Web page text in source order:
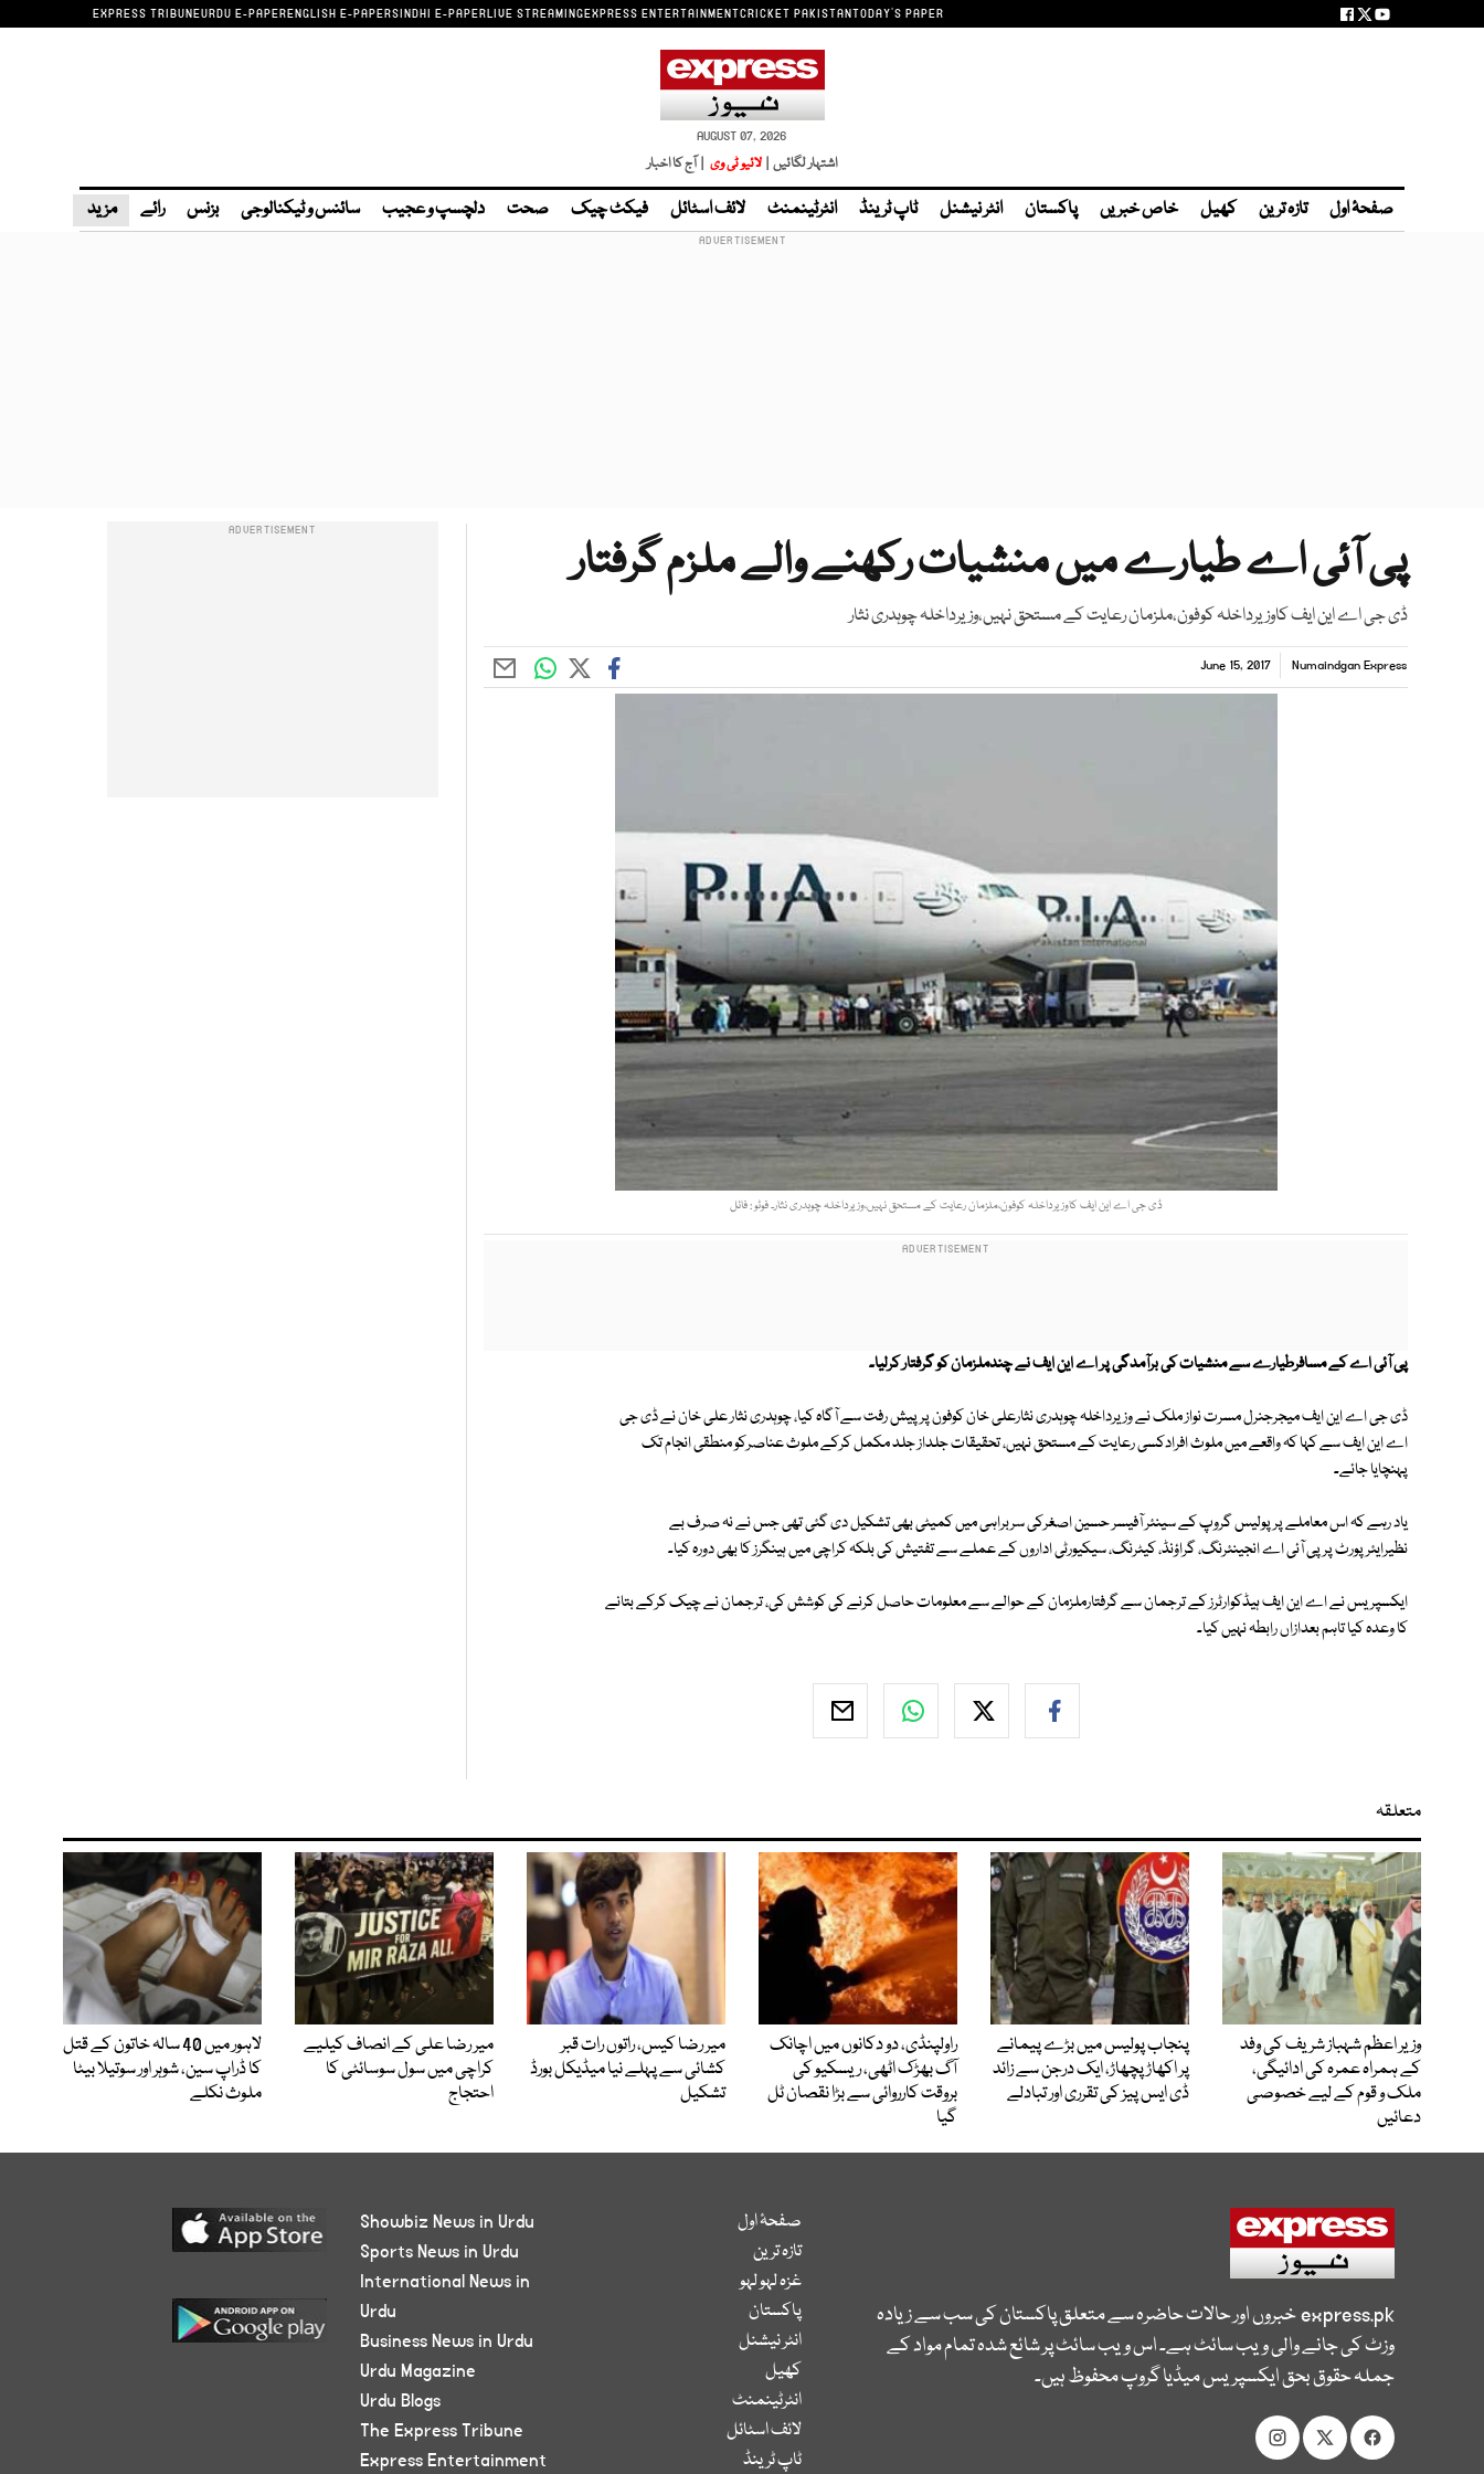
EXPRESS TRIBUNEURDU E-PAPERENGLISH E-PAPERSINDHI E-PAPERLIVE STREAMINGEXPRESS ENTERTAINMENTCRICKET PAKISTANTODAY'S PAPER
AUGUST 07, 2026
اشتہار لگائیں | لائیو ٹی وی | آج کا اخبار
صفحۂ اول تازہ ترین کھیل خاص خبریں پاکستان انٹر نیشنل ٹاپ ٹرینڈ انٹرٹینمنٹ لائف اسٹائل فیکٹ چیک صحت دلچسپ و عجیب سائنس و ٹیکنالوجی بزنس رائے مزید
پی آئی اے طیارے میں منشیات رکھنے والے ملزم گرفتار
ڈی جی اے این ایف کاوزیرداخلہ کوفون،ملزمان رعایت کے مستحق نہیں،وزیرداخلہ چوہدری نثار
Numaindgan Express
June 15, 2017
ڈی جی اے این ایف کاوزیرداخلہ کوفون،ملزمان رعایت کے مستحق نہیں،وزیرداخلہ چوہدری نثار۔ فوٹو : فائل
پی آئی اے کے مسافرطیارے سے منشیات کی برآمدگی پر اے این ایف نے چندملزمان کو گرفتار کرلیا۔
ڈی جی اے این ایف میجرجنرل مسرت نواز ملک نے وزیرداخلہ چوہدری نثارعلی خان کوفون پر پیش رفت سے آگاہ کیا، چوہدری نثار علی خان نے ڈی جی
اے این ایف سے کہا کہ واقعے میں ملوث افرادکسی رعایت کے مستحق نہیں، تحقیقات جلداز جلد مکمل کرکے ملوث عناصرکو منطقی انجام تک
پہنچایا جائے۔
یاد رہے کہ اس معاملے پر پولیس گروپ کے سینئر آفیسر حسین اصغرکی سربراہی میں کمیٹی بھی تشکیل دی گئی تھی جس نے نہ صرف بے
نظیرایئرپورٹ پر پی آئی اے انجینئرنگ، گراؤنڈ، کیٹرنگ، سیکیورٹی اداروں کے عملے سے تفتیش کی بلکہ کراچی میں ہینگرز کا بھی دورہ کیا۔
ایکسپریس نے اے این ایف ہیڈکوارٹرز کے ترجمان سے گرفتارملزمان کے حوالے سے معلومات حاصل کرنے کی کوشش کی، ترجمان نے چیک کرکے بتانے
کا وعدہ کیا تاہم بعدازاں رابطہ نہیں کیا۔
متعلقہ
وزیر اعظم شہباز شریف کی وفد
کے ہمراہ عمرہ کی ادائیگی،
ملک و قوم کے لیے خصوصی
دعائیں
پنجاب پولیس میں بڑے پیمانے
پر اکھاڑ پچھاڑ، ایک درجن سے زائد
ڈی ایس پیز کی تقرری اور تبادلے
راولپنڈی، دو دکانوں میں اچانک
آگ بھڑک اٹھی، ریسکیو کی
بروقت کارروائی سے بڑا نقصان ٹل
گیا
میر رضا کیس، راتوں رات قبر
کشائی سے پہلے نیا میڈیکل بورڈ
تشکیل
میر رضا علی کے انصاف کیلیے
کراچی میں سول سوسائٹی کا
احتجاج
لاہور میں 40 سالہ خاتون کے قتل
کا ڈراپ سین، شوہر اور سوتیلا بیٹا
ملوث نکلے
express.pkخبروں اور حالات حاضرہ سے متعلق پاکستان کی سب سے زیادہ
وزٹ کی جانے والی ویب سائٹ ہے۔ اس ویب سائٹ پر شائع شدہ تمام مواد کے
جملہ حقوق بحق ایکسپریس میڈیا گروپ محفوظ ہیں۔
صفحۂ اول
تازہ ترین
غزہ لہو لہو
پاکستان
انٹر نیشنل
کھیل
انٹرٹینمنٹ
لائف اسٹائل
ٹاپ ٹرینڈ
Showbiz News in Urdu
Sports News in Urdu
International News in
Urdu
Business News in Urdu
Urdu Magazine
Urdu Blogs
The Express Tribune
Express Entertainment